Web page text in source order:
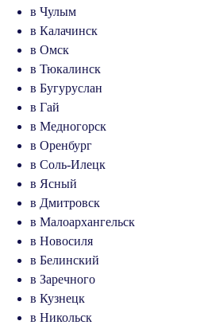
в Чулым
в Калачинск
в Омск
в Тюкалинск
в Бугуруслан
в Гай
в Медногорск
в Оренбург
в Соль-Илецк
в Ясный
в Дмитровск
в Малоархангельск
в Новосиля
в Белинский
в Заречного
в Кузнецк
в Никольск